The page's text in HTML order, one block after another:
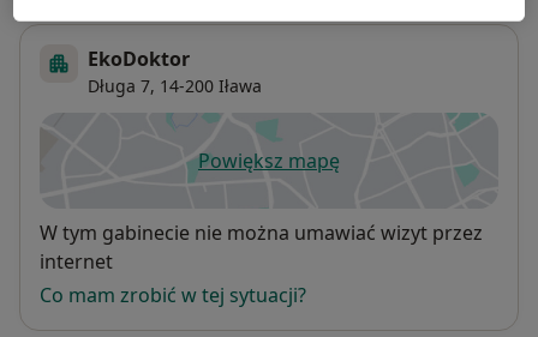
EkoDoktor
Długa 7, 14-200 Iława
Powiększ mapęotwiera się w nowej karcie
Dostępność
W tym gabinecie nie można umawiać wizyt przez
internet
Co mam zrobić w tej sytuacji?